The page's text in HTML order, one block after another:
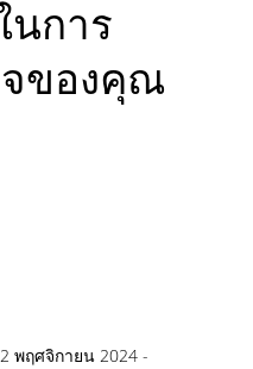
นการ
จของคุณ
พฤศจิกายน 2024